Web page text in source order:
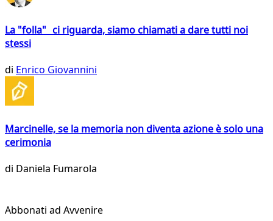
La "folla" ci riguarda, siamo chiamati a dare tutti noi
stessi
di Enrico Giovannini
Marcinelle, se la memoria non diventa azione è solo una
cerimonia
di Daniela Fumarola
Abbonati ad Avvenire